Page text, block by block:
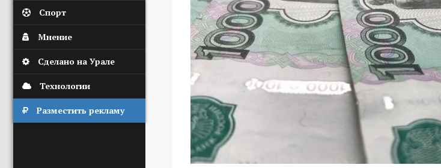
Спорт
Мнение
Сделано на Урале
Технологии
Разместить рекламу